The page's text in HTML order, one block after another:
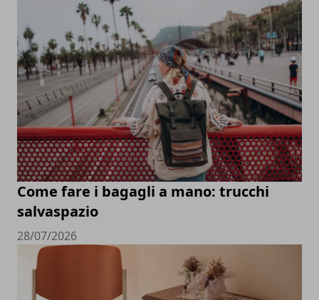
Come fare i bagagli a mano: trucchi
salvaspazio
28/07/2026